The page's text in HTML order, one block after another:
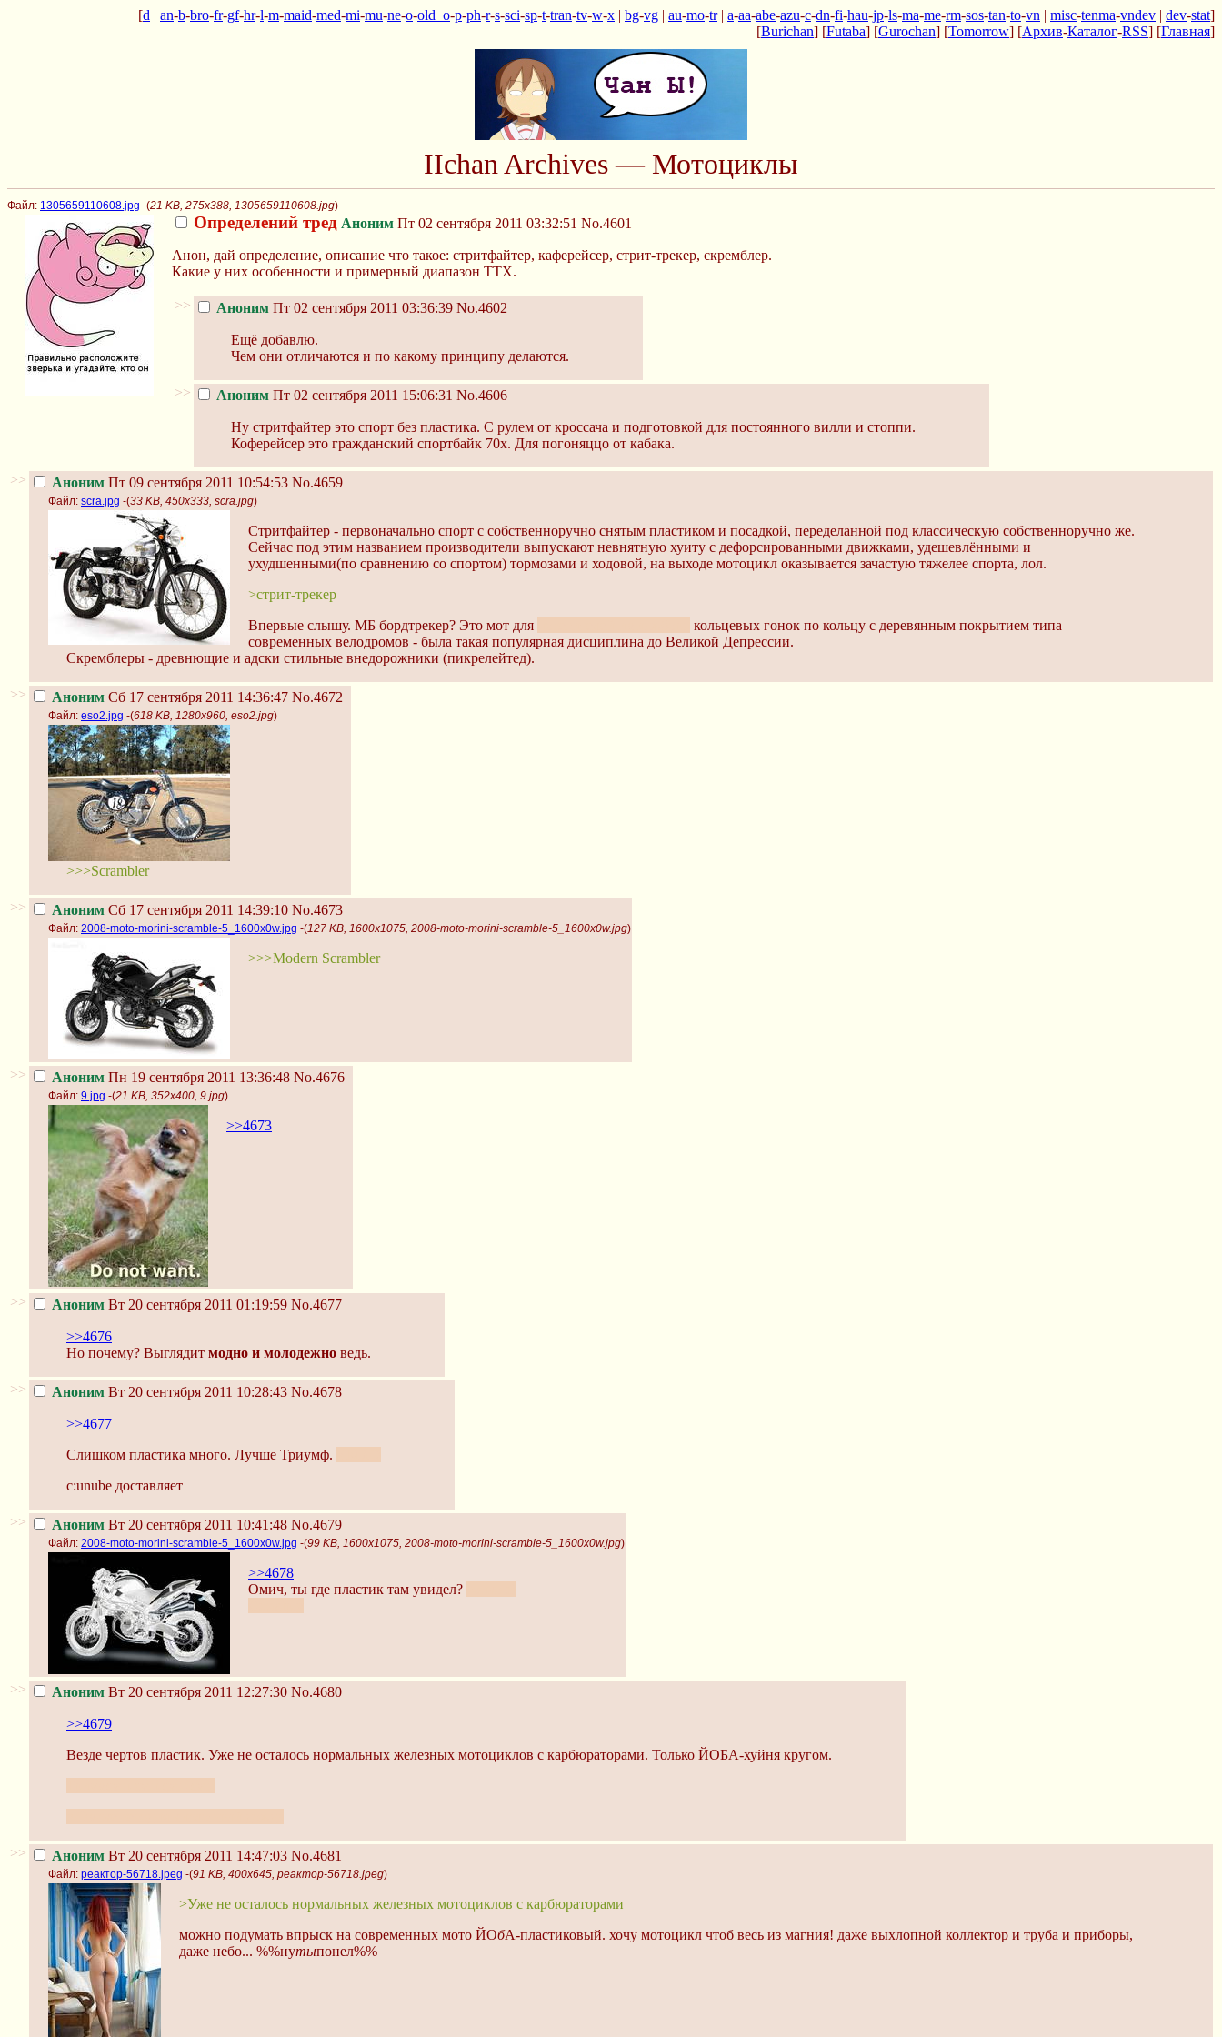
[d | an-b-bro-fr-gf-hr-l-m-maid-med-mi-mu-ne-o-old_o-p-ph-r-s-sci-sp-t-tran-tv-w-x | bg-vg | au-mo-tr| a-aa-abe-azu-c-dn-fi-hau-jp-ls-ma-me-rm-sos-tan-to-vn | misc-tenma-vndev | dev-stat]
[Burichan] [Futaba] [Gurochan] [Tomorrow] [Архив-Каталог-RSS] [Главная]
IIchan Archives — Мотоциклы
Файл: 1305659110608.jpg -(21 KB, 275x388, 1305659110608.jpg)
Определений тред Аноним Пт 02 сентября 2011 03:32:51 No.4601
Анон, дай определение, описание что такое: стритфайтер, каферейсер, стрит-трекер, скремблер.
Какие у них особенности и примерный диапазон ТТХ.
>> Аноним Пт 02 сентября 2011 03:36:39 No.4602
Ещё добавлю.
Чем они отличаются и по какому принципу делаются.
>> Аноним Пт 02 сентября 2011 15:06:31 No.4606
Ну стритфайтер это спорт без пластика. С рулем от кроссача и подготовкой для постоянного вилли и стоппи.
Коферейсер это гражданский спортбайк 70х. Для погоняццо от кабака.
>> Аноним Пт 09 сентября 2011 10:54:53 No.4659
Файл: scra.jpg -(33 KB, 450x333, scra.jpg)
Стритфайтер - первоначально спорт с собственноручно снятым пластиком и посадкой, переделанной под классическую собственноручно же.
Сейчас под этим названием производители выпускают невнятную хуиту с дефорсированными движками, удешевлёнными и
ухудшенными(по сравнению со спортом) тормозами и ходовой, на выходе мотоцикл оказывается зачастую тяжелее спорта, лол.
>стрит-трекер
Впервые слышу. МБ бордтрекер? Это мот для
кольцевых гонок по кольцу с деревянным покрытием типа
современных велодромов - была такая популярная дисциплина до Великой Депрессии.
Скремблеры - древнющие и адски стильные внедорожники (пикрелейтед).
>> Аноним Сб 17 сентября 2011 14:36:47 No.4672
Файл: eso2.jpg -(618 KB, 1280x960, eso2.jpg)
>>>Scrambler
>> Аноним Сб 17 сентября 2011 14:39:10 No.4673
Файл: 2008-moto-morini-scramble-5_1600x0w.jpg -(127 KB, 1600x1075, 2008-moto-morini-scramble-5_1600x0w.jpg)
>>>Modern Scrambler
>> Аноним Пн 19 сентября 2011 13:36:48 No.4676
Файл: 9.jpg -(21 KB, 352x400, 9.jpg)
>>4673
>> Аноним Вт 20 сентября 2011 01:19:59 No.4677
>>4676
Но почему? Выглядит модно и молодежно ведь.
>> Аноним Вт 20 сентября 2011 10:28:43 No.4678
>>4677
Слишком пластика много. Лучше Триумф.
c:unube доставляет
>> Аноним Вт 20 сентября 2011 10:41:48 No.4679
Файл: 2008-moto-morini-scramble-5_1600x0w.jpg -(99 KB, 1600x1075, 2008-moto-morini-scramble-5_1600x0w.jpg)
>>4678
Омич, ты где пластик там увидел?
>> Аноним Вт 20 сентября 2011 12:27:30 No.4680
>>4679
Везде чертов пластик. Уже не осталось нормальных железных мотоциклов с карбюраторами. Только ЙОБА-хуйня кругом.
>> Аноним Вт 20 сентября 2011 14:47:03 No.4681
Файл: реактор-56718.jpeg -(91 KB, 400x645, реактор-56718.jpeg)
>Уже не осталось нормальных железных мотоциклов с карбюраторами
можно подумать впрыск на современных мото ЙОбА-пластиковый. хочу мотоцикл чтоб весь из магния! даже выхлопной коллектор и труба и приборы,
даже небо... %%нутыпонел%%